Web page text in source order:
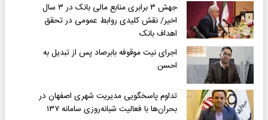
جهش ۳ برابری منابع مالی بانک در ۳ سال
اخیر/ نقش کلیدی روابط عمومی در تحقق
اهداف بانک
اجرای نیت موقوفه بابرصاد پس از تبدیل به
احسن
تداوم پاسخگویی مدیریت شهری اصفهان در
بحران‌ها با فعالیت شبانه‌روزی سامانه ۱۳۷